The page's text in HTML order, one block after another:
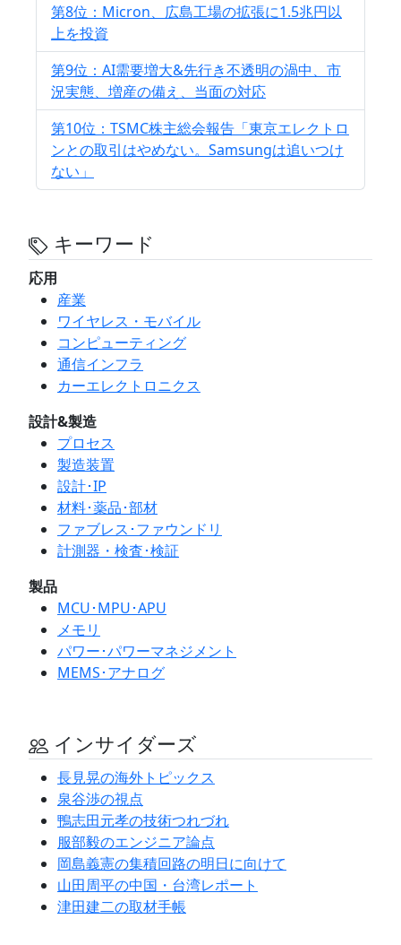
第8位：Micron、広島工場の拡張に1.5兆円以
上を投資
第9位：AI需要増大&先行き不透明の渦中、市
況実態、増産の備え、当面の対応
第10位：TSMC株主総会報告「東京エレクトロ
ンとの取引はやめない。Samsungは追いつけ
ない」
キーワード
応用
産業
ワイヤレス・モバイル
コンピューティング
通信インフラ
カーエレクトロニクス
設計&製造
プロセス
製造装置
設計･IP
材料･薬品･部材
ファブレス･ファウンドリ
計測器・検査･検証
製品
MCU･MPU･APU
メモリ
パワー･パワーマネジメント
MEMS･アナログ
インサイダーズ
長見晃の海外トピックス
泉谷渉の視点
鴨志田元孝の技術つれづれ
服部毅のエンジニア論点
岡島義憲の集積回路の明日に向けて
山田周平の中国・台湾レポート
津田建二の取材手帳